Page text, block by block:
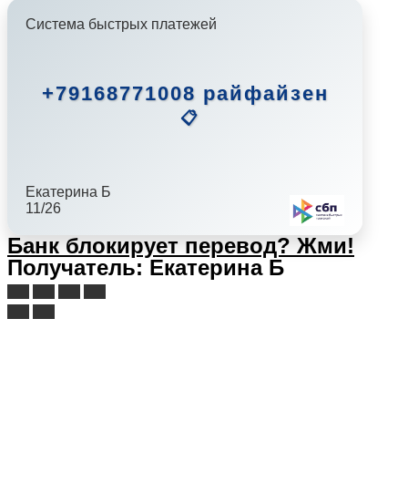
Система быстрых платежей
+79168771008 райфайзен
📋
Екатерина Б
11/26
Банк блокирует перевод? Жми!
Получатель: Екатерина Б